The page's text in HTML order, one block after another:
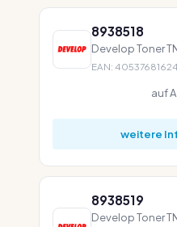
8938518
Develop Toner
EAN:
auf
weitere
8938519
Develop Toner